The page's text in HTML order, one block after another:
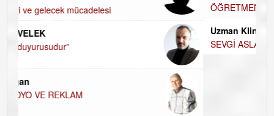
Harun KARA
Uzman Klinik Psikolog Erkan EZERÇE